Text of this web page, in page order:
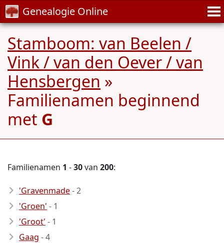
Genealogie Online
Stamboom: van Beelen /
Vink / van den Oever / van
Hensbergen »
Familienamen beginnend
met G
Familienamen 1 -30van 200:
'Gravenmade- 2
'Groen' - 1
'Groot' - 1
Gaag - 4